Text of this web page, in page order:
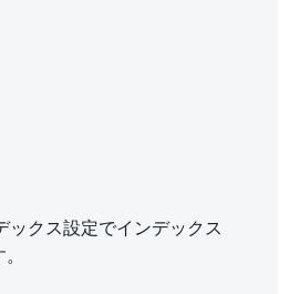
ックス設定でインデックス